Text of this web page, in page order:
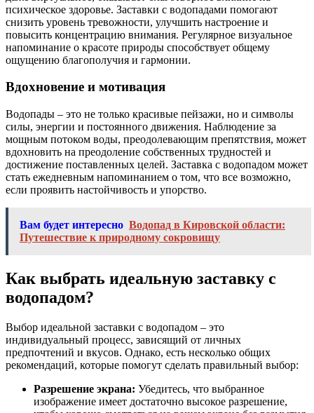
психическое здоровье. Заставки с водопадами помогают
снизить уровень тревожности, улучшить настроение и
повысить концентрацию внимания. Регулярное визуальное
напоминание о красоте природы способствует общему
ощущению благополучия и гармонии.
Вдохновение и мотивация
Водопады – это не только красивые пейзажи, но и символы
силы, энергии и постоянного движения. Наблюдение за
мощным потоком воды, преодолевающим препятствия, может
вдохновить на преодоление собственных трудностей и
достижение поставленных целей. Заставка с водопадом может
стать ежедневным напоминанием о том, что все возможно,
если проявить настойчивость и упорство.
Вам будет интересно Водопад в Кировской области:
Путешествие к природному сокровищу
Как выбрать идеальную заставку с
водопадом?
Выбор идеальной заставки с водопадом – это
индивидуальный процесс, зависящий от личных
предпочтений и вкусов. Однако, есть несколько общих
рекомендаций, которые помогут сделать правильный выбор:
Разрешение экрана: Убедитесь, что выбранное
изображение имеет достаточно высокое разрешение,